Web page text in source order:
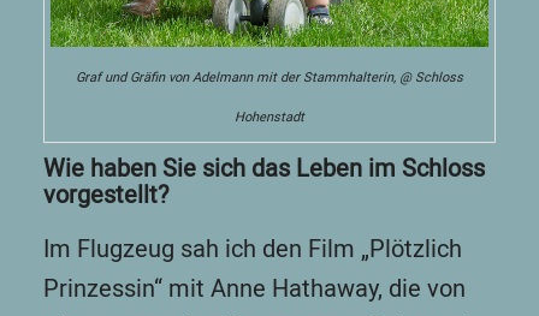
Graf und Gräfin von Adelmann mit der Stammhalterin, @ Schloss
Hohenstadt
Wie haben Sie sich das Leben im Schloss
vorgestellt?
Im Flugzeug sah ich den Film „Plötzlich
Prinzessin“ mit Anne Hathaway, die von